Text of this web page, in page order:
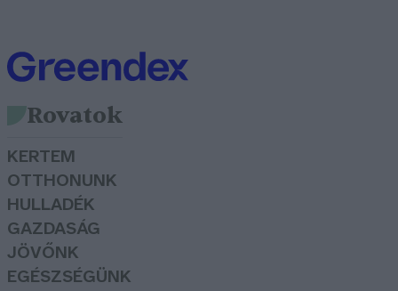
Rovatok
KERTEM
OTTHONUNK
HULLADÉK
GAZDASÁG
JÖVŐNK
EGÉSZSÉGÜNK